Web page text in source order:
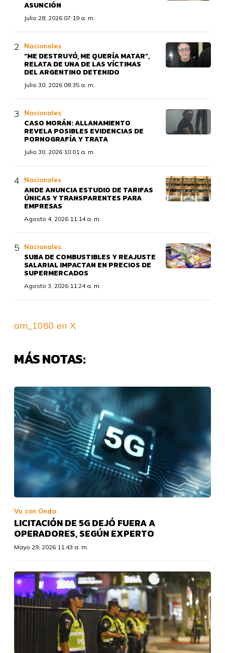
ASUNCIÓN
Julio 28, 2026 07:19 a. m.
Nacionales
“ME DESTRUYÓ, ME QUERÍA MATAR”,
RELATA DE UNA DE LAS VÍCTIMAS
DEL ARGENTINO DETENIDO
Julio 30, 2026 08:35 a. m.
Nacionales
CASO MORÁN: ALLANAMIENTO
REVELA POSIBLES EVIDENCIAS DE
PORNOGRAFÍA Y TRATA
Julio 30, 2026 10:01 a. m.
Nacionales
ANDE ANUNCIA ESTUDIO DE TARIFAS
ÚNICAS Y TRANSPARENTES PARA
EMPRESAS
Agosto 4, 2026 11:14 a. m.
Nacionales
SUBA DE COMBUSTIBLES Y REAJUSTE
SALARIAL IMPACTAN EN PRECIOS DE
SUPERMERCADOS
Agosto 3, 2026 11:24 a. m.
am_1080 en X
MÁS NOTAS:
Va con Onda
LICITACIÓN DE 5G DEJÓ FUERA A
OPERADORES, SEGÚN EXPERTO
Mayo 29, 2026 11:43 a. m.